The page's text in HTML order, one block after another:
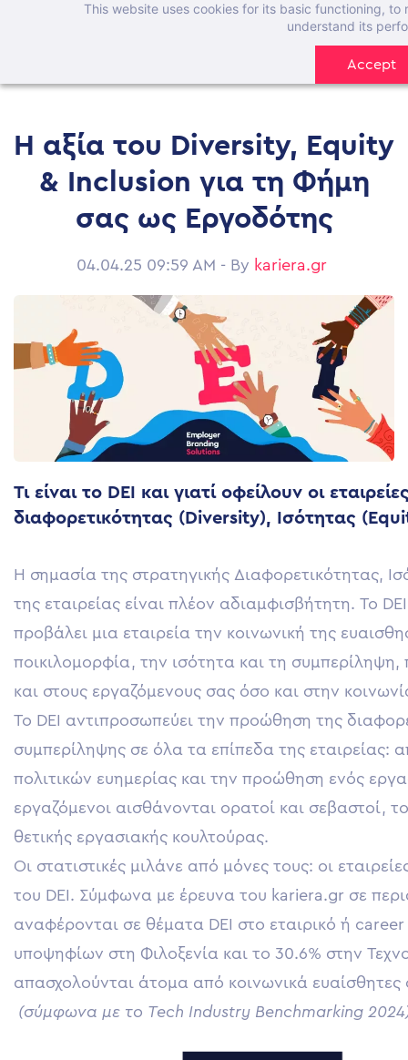
This website uses cookies for its basic functioning,
understand its
Accept
Η αξία του Diversity, Equity
& Inclusion για τη Φήμη
σας ως Εργοδότης
04.04.25 09:59 AM - By kariera.gr
Τι είναι το DEI και γιατί οφείλουν οι
διαφορετικότητας (Diversity), Ισότητας
Η σημασία της στρατηγικής Διαφορετικότητας,
της εταιρείας είναι πλέον αδιαμφισβήτητη. Το
προβάλει μια εταιρεία την κοινωνική της
ποικιλομορφία, την ισότητα και τη
και στους εργαζόμενους σας όσο και στην
Το DEI αντιπροσωπεύει την προώθηση της
συμπερίληψης σε όλα τα επίπεδα της εταιρείας:
πολιτικών ευημερίας και την προώθηση ενός
εργαζόμενοι αισθάνονται ορατοί και σεβαστοί,
θετικής εργασιακής κουλτούρας.
Οι στατιστικές μιλάνε από μόνες τους: οι
του DEI. Σύμφωνα με έρευνα του kariera.gr σε
αναφέρονται σε θέματα DEI στο εταιρικό ή
υποψηφίων στη Φιλοξενία και το 30.6% στην
απασχολούνται άτομα από κοινωνικά
(σύμφωνα με το Tech Industry Benchmarking